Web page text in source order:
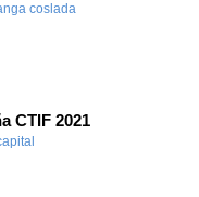
coslada
CTIF 2021